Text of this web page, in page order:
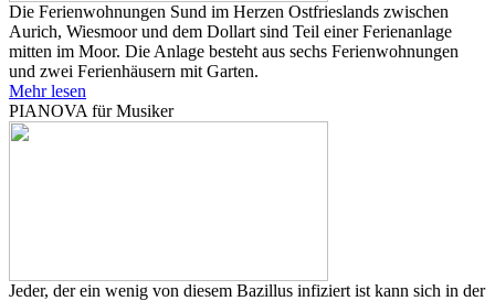
Die Ferienwohnungen Sund im Herzen Ostfrieslands zwischen
Aurich, Wiesmoor und dem Dollart sind Teil einer Ferienanlage
mitten im Moor. Die Anlage besteht aus sechs Ferienwohnungen
und zwei Ferienhäusern mit Garten.
Mehr lesen
PIANOVA für Musiker
Jeder, der ein wenig von diesem Bazillus infiziert ist kann sich in der